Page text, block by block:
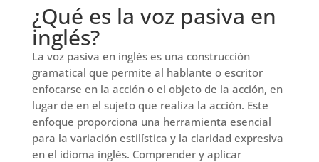
¿Qué es la voz pasiva en
inglés?
La voz pasiva en inglés es una construcción
gramatical que permite al hablante o escritor
enfocarse en la acción o el objeto de la acción, en
lugar de en el sujeto que realiza la acción. Este
enfoque proporciona una herramienta esencial
para la variación estilística y la claridad expresiva
en el idioma inglés. Comprender y aplicar